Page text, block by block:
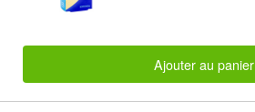
Ajouter au panier